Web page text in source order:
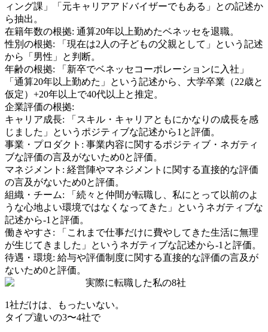
ィング課」「元キャリアアドバイザーでもある」との記述か
ら抽出。
在籍年数の根拠: 通算20年以上勤めたベネッセを退職。
性別の根拠:
「現在は2人の子どもの父親として」という記述
から「男性」と判断。
年齢の根拠:
「新卒でベネッセコーポレーションに入社」
「通算20年以上勤めた」という記述から、大学卒業（22歳と
仮定）+20年以上で40代以上と推定。
企業評価の根拠:
キャリア成長:
「スキル・キャリアともにかなりの成長を感
じました」というポジティブな記述から1と評価。
事業・プロダクト : 事業内容に関するポジティブ・ネガティ
ブな評価の言及がないため0と評価。
マネジメント : 経営陣やマネジメントに関する直接的な評価
の言及がないため0と評価。
組織・チーム:
「続々と仲間が転職し、私にとって以前のよ
うな心地よい環境ではなくなってきた」というネガティブな
記述から-1と評価。
働きやすさ :
「これまで仕事だけに費やしてきた生活に無理
が生じてきました」というネガティブな記述から-1と評価。
待遇・環境: 給与や評価制度に関する直接的な評価の言及が
ないため0と評価。
実際に転職した私の8社
1社だけは、もったいない。
タイプ違いの3〜4社で